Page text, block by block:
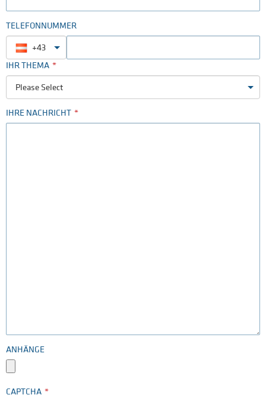
TELEFONNUMMER
+43
IHR THEMA
Please Select
IHRE NACHRICHT
ANHÄNGE
CAPTCHA